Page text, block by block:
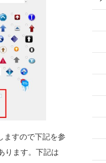
ますので下記を参
ります。下記は